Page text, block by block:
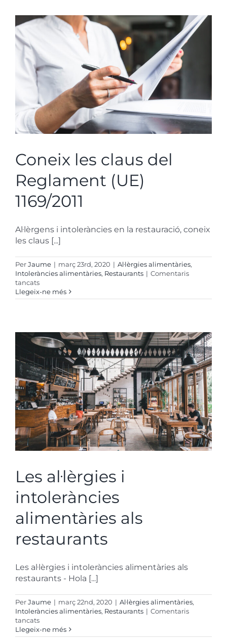
tecnología
mejora
funcionamiento
del
restaurante
Coneix les claus del
Reglament (UE)
1169/2011
Al·lèrgens i intoleràncies en la restauració, coneix
les claus [...]
PerJaume | març 23rd, 2020 | Al·lèrgies alimentàries,
Intoleràncies alimentàries, Restaurants | Comentaris
tancatsa
Conoce
las
(UE)
1169/2011
Llegeix-ne més
Les al·lèrgies i
intoleràncies
alimentàries als
restaurants
Les al·lèrgies i intoleràncies alimentàries als
restaurants - Hola [...]
PerJaume | març 22nd, 2020 | Al·lèrgies alimentàries,
Intoleràncies alimentàries, Restaurants | Comentaris
tancatsa
Las
alergias
Llegeix-ne més